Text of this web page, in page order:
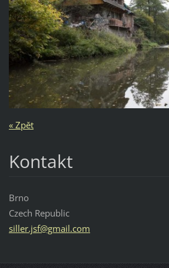
« Zpět
Kontakt
Brno
Czech Republic
siller.jsf@gmail.com